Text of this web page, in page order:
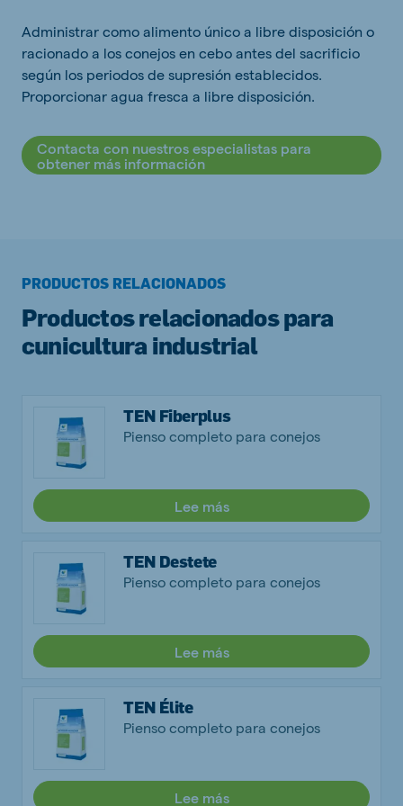
Administrar como alimento único a libre disposición o
racionado a los conejos en cebo antes del sacrificio
según los periodos de supresión establecidos.
Proporcionar agua fresca a libre disposición.
Contacta con nuestros especialistas para
obtener más información
PRODUCTOS RELACIONADOS
Productos relacionados para
cunicultura industrial
TEN Fiberplus
Pienso completo para conejos
Lee más
TEN Destete
Pienso completo para conejos
Lee más
TEN Élite
Pienso completo para conejos
Lee más